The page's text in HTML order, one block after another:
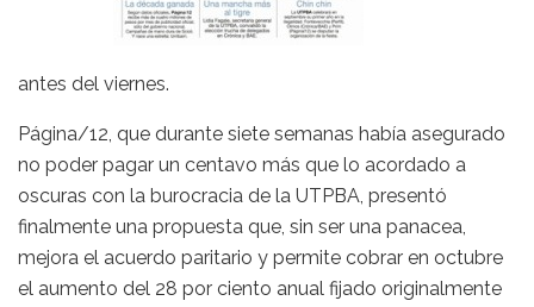
antes del viernes.
Página/12, que durante siete semanas había asegurado
no poder pagar un centavo más que lo acordado a
oscuras con la burocracia de la UTPBA, presentó
finalmente una propuesta que, sin ser una panacea,
mejora el acuerdo paritario y permite cobrar en octubre
el aumento del 28 por ciento anual fijado originalmente